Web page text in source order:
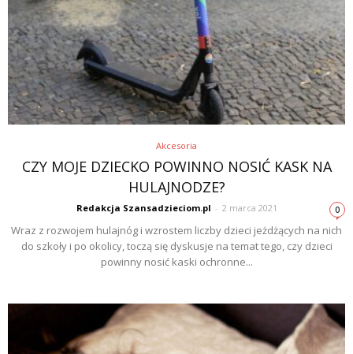
Akcesoria
CZY MOJE DZIECKO POWINNO NOSIĆ KASK NA
HULAJNODZE?
Redakcja Szansadzieciom.pl - 2 marca 2021 0
Wraz z rozwojem hulajnóg i wzrostem liczby dzieci jeżdżących na nich
do szkoły i po okolicy, toczą się dyskusje na temat tego, czy dzieci
powinny nosić kaski ochronne...